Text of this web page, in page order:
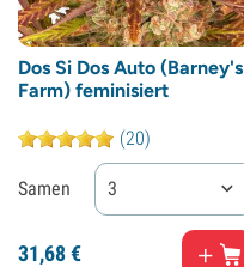
Dos Si Dos Auto (Barney's
Farm) feminisiert
(20)
Samen 3
31,68€